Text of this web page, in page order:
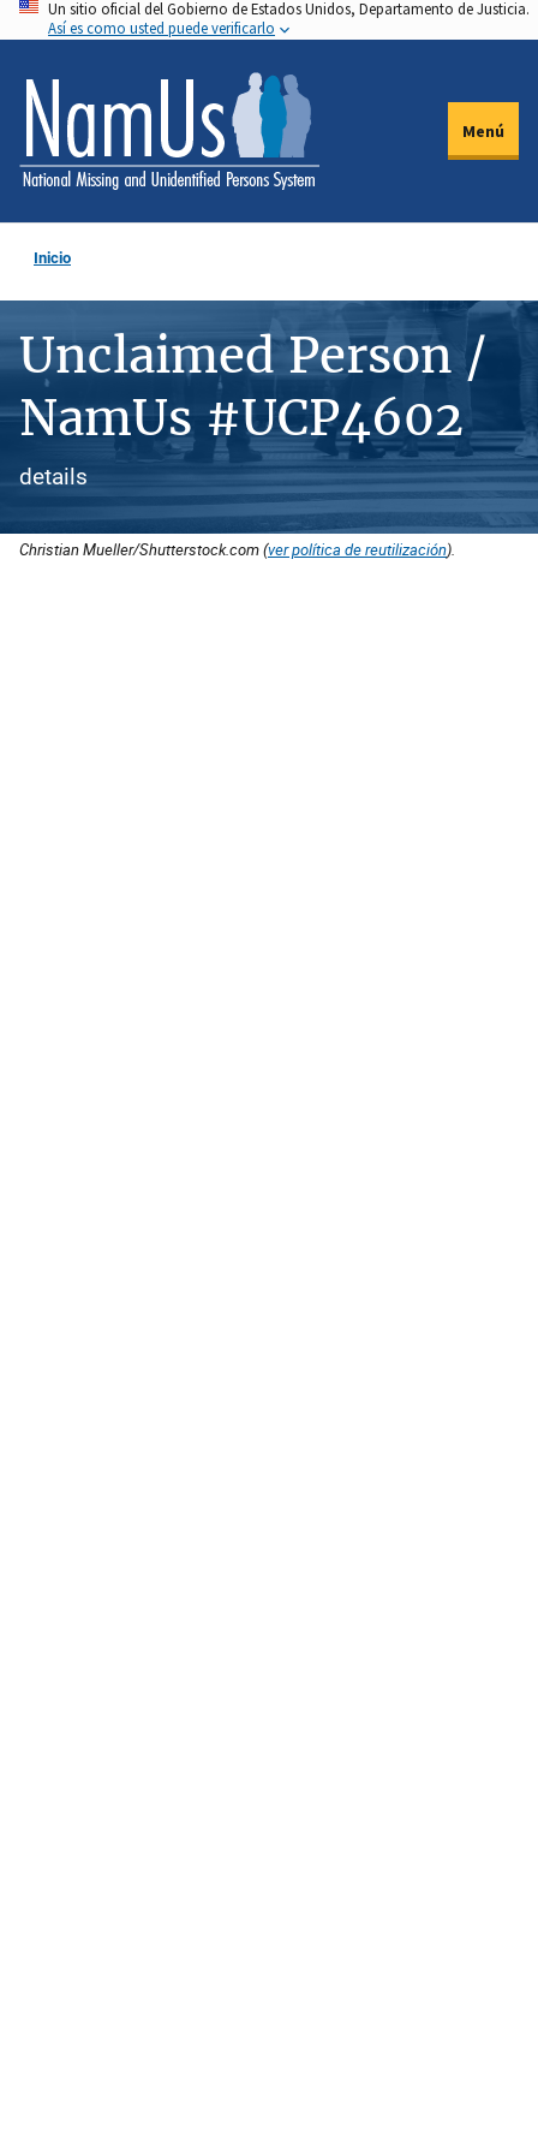
Pasar
al
contenido
principal
Un sitio oficial del Gobierno de Estados Unidos, Departamento de Justicia.
Así es como usted puede verificarlo
Menú
Inicio
Unclaimed Person /
NamUs #UCP4602
details
Christian Mueller/Shutterstock.com (ver política de reutilización).